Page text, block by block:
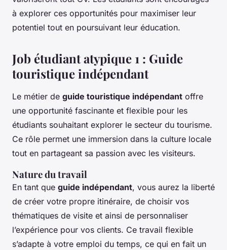
à explorer ces opportunités pour maximiser leur
potentiel tout en poursuivant leur éducation.
Job étudiant atypique 1 : Guide
touristique indépendant
Le métier de guide touristique indépendant offre
une opportunité fascinante et flexible pour les
étudiants souhaitant explorer le secteur du tourisme.
Ce rôle permet une immersion dans la culture locale
tout en partageant sa passion avec les visiteurs.
Nature du travail
En tant que guide indépendant, vous aurez la liberté
de créer votre propre itinéraire, de choisir vos
thématiques de visite et ainsi de personnaliser
l’expérience pour vos clients. Ce travail flexible
s’adapte à votre emploi du temps, ce qui en fait un